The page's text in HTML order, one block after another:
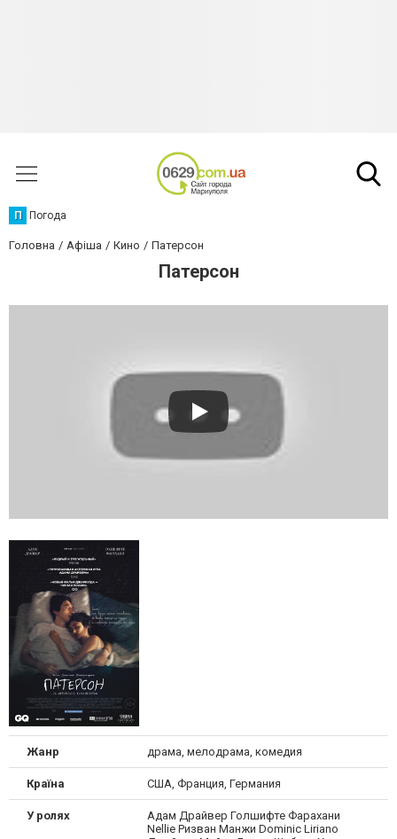
П Погода
Головна Афіша Кино Патерсон
Патерсон
Жанр драма, мелодрама, комедия
Країна США, Франция, Германия
У ролях
Адам Драйвер Голшифте Фарахани
Nellie Ризван Манжи Dominic Liriano